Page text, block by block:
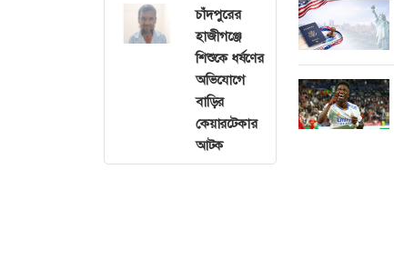
চাঁদপুরের
হাজীগঞ্জে
শিশুকে ধর্ষণের
অভিযোগে
বাড়ির
কেয়ারটেকার
আটক